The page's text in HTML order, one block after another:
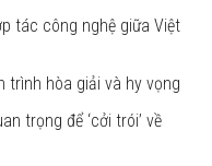
tác công nghệ giữa Việt
trình hòa giải và hy vọng
trọng để ‘cởi trói’ về